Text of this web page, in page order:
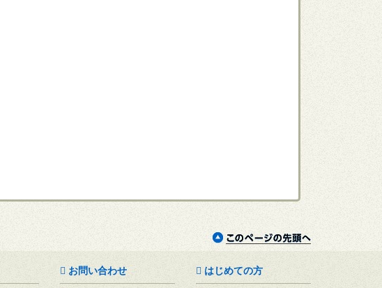
お問い合わせ
はじめての方